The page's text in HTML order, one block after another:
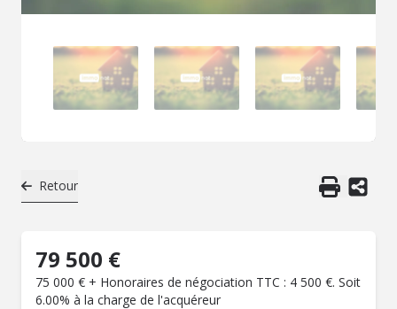
Retour
79 500 €
75 000 € + Honoraires de négociation TTC : 4 500 €. Soit
6.00% à la charge de l'acquéreur